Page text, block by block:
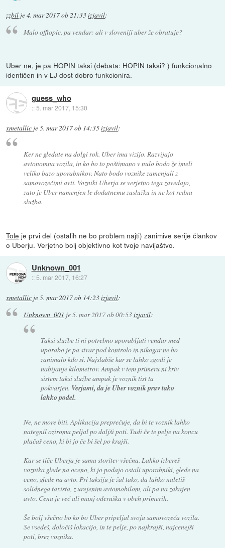
zzbil je4. mar 2017 ob 21:33izjavil:
Malo offtopic, pa vendar: ali v sloveniji uber že obratuje?
Uber ne, je pa HOPIN taksi (debata: HOPIN taksi? ) funkcionalno
identičen in v LJ dost dobro funkcionira.
guess_who
::5. mar 2017, 15:30
xmetallic je5. mar 2017 ob 14:35izjavil:
Ker ne gledate na dolgi rok. Uber ima vizijo. Razvijajo
avtonomna vozila, in ko bo to poštimano v nulo bodo že imeli
veliko bazo uporabnikov. Nato bodo voznike zamenjali z
samovozečimi avti. Vozniki Uberja se verjetno tega zavedajo,
zato je Uber namenjen le dodatnemu zaslužku in ne kot redna
služba.
Tole je prvi del (ostalih ne bo problem najti) zanimive serije člankov
o Uberju. Verjetno bolj objektivno kot tvoje navijaštvo.
Unknown_001
:: 5. mar 2017, 16:27
xmetallic je5. mar 2017 ob 14:23izjavil:
Unknown_001 je5. mar 2017 ob 00:53izjavil:
Taksi službe ti ni potrebno uporabljati vendar med
uporabo je pa stvar pod kontrolo in nikogar ne bo
zanimalo kdo si. Najslabše kar se lahko zgodi je
nabijanje kilometrov. Ampak v tem primeru ni kriv
sistem taksi službe ampak je voznik tist ta
pokvarjen. Verjami, da je Uber voznik prav tako
lahko podel.
Ne, ne more biti. Aplikacija preprečuje, da bi te voznik lahko
nategnil oziroma peljal po daljši poti. Tudi če te pelje na koncu
plačaš ceno, ki bi jo če bi šel po krajši.
Kar se tiče Uberja je sama storitev všečna. Lahko izbereš
voznika glede na oceno, ki jo podajo ostali uporabniki, glede na
ceno, glede na avto. Pri taksiju je žal tako, da lahko naletiš
solidnega taxista, z urejenim avtomobilom, ali pa na zakajen
avto. Cena je več ali manj oderuška v obeh primerih.
Še bolj všečno bo ko bo Uber pripeljal svoja samovozeča vozila.
Se vsedeš, določiš lokacijo, in te pelje, po najkrajši, najcenejši
poti, brez voznika.